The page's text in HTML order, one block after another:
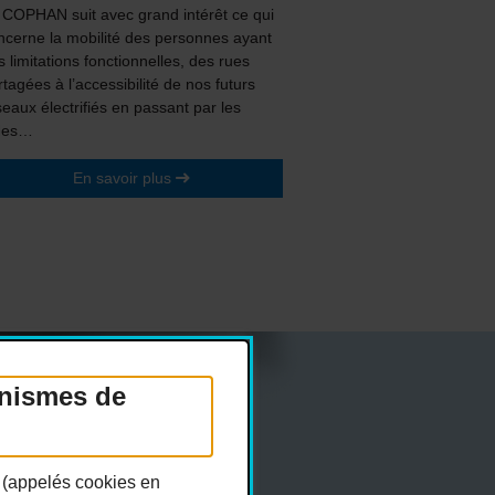
de
cookies en
suit avec grand intérêt ce qui
la mobilité des personnes ayant
limitations fonctionnelles, des rues
à l’accessibilité de nos futurs
électrifiés en passant par les
En savoir plus